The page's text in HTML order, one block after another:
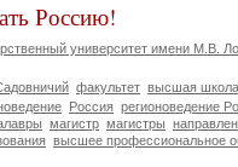
Россию!
университет имени М.В.
факультет высшая школа
Россия регионоведение
магистр магистры
высшее профессиональное